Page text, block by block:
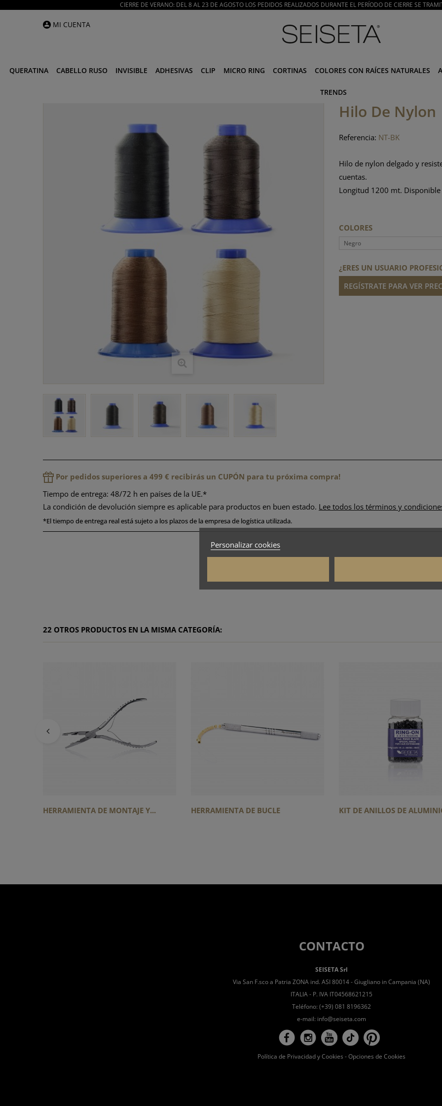
CIERRE DE VERANO: DEL 8 AL 23 DE AGOSTO LOS PEDIDOS REALIZADOS DURANTE EL PERÍODO DE CIERRE SE
MI CUENTA
QUERATINA CABELLO RUSO INVISIBLE ADHESIVAS CLIP MICRO RING CORTINAS COLORES CON RAÍCES NATURALES
TRENDS
Hilo De Nylon
Referencia: NT-BK
Hilo de nylon delgado y
cuentas.
Longitud 1200 mt.
COLORES
Negro
¿ERES UN USUARIO
REGÍSTRATE PARA VER
Por pedidos superiores a 499 € recibirás un CUPÓN para tu próxima compra!
Tiempo de entrega: 48/72 h en países de la UE.*
La condición de devolución siempre es aplicable para productos en buen estado. Lee todos los términos y
*El tiempo de entrega real está sujeto a los plazos de la empresa de logística utilizada.
22 OTROS PRODUCTOS EN LA MISMA CATEGORÍA:
HERRAMIENTA DE MONTAJE Y... HERRAMIENTA DE BUCLE KIT DE ANILLOS DE
CONTACTO
SEISETA Srl
Via San F.sco a Patria ZONA ind. ASI 80014 - Giugliano in Campania (NA)
ITALIA - P. IVA IT04568621215
Teléfono: (+39) 081 8196362
e-mail: info@seiseta.com
Política de Privacidad y Cookies -Opciones de Cookies
Personalizar cookies